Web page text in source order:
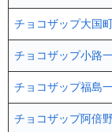
チョコザップ大国
チョコザップ小路
チョコザップ福島
チョコザップ阿倍